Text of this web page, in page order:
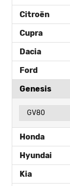
Citroën
Cupra
Dacia
Ford
Genesis
GV80
Honda
Hyundai
Kia